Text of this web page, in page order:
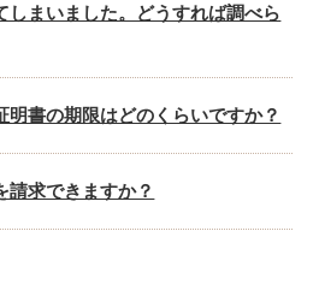
しまいました。どうすれば調べら
明書の期限はどのくらいですか？
請求できますか？